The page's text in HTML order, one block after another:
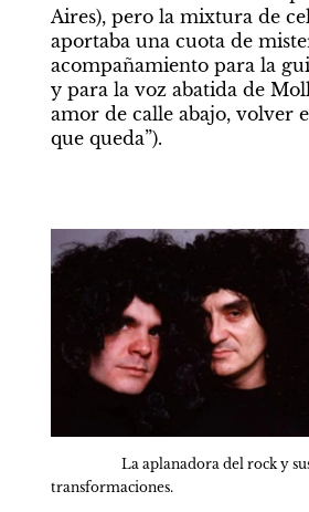
Aires), pero la mixtura de
aportaba una cuota de
acompañamiento para la
y para la voz abatida de
amor de calle abajo, volver
que queda”).
La aplanadora del rock y
transformaciones.